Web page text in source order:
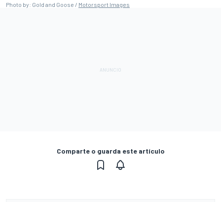
Photo by: Gold and Goose / Motorsport Images
Comparte o guarda este artículo